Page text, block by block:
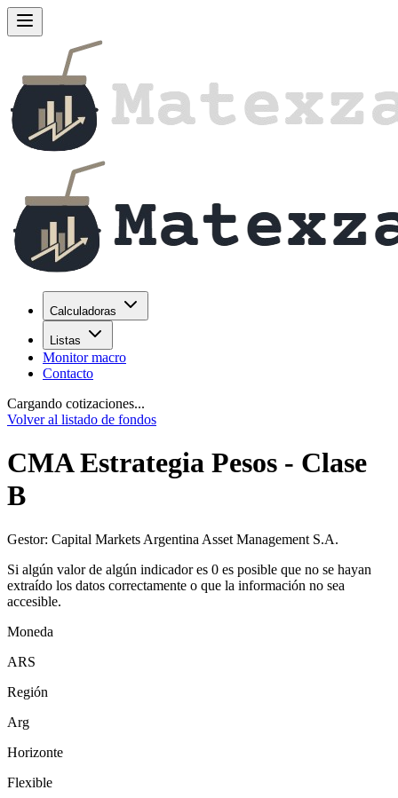
Calculadoras
Listas
Monitor macro
Contacto
Cargando cotizaciones...
Volver al listado de fondos
CMA Estrategia Pesos - Clase
B
Gestor: Capital Markets Argentina Asset Management S.A.
Si algún valor de algún indicador es 0 es posible que no se hayan
extraído los datos correctamente o que la información no sea
accesible.
Moneda
ARS
Región
Arg
Horizonte
Flexible